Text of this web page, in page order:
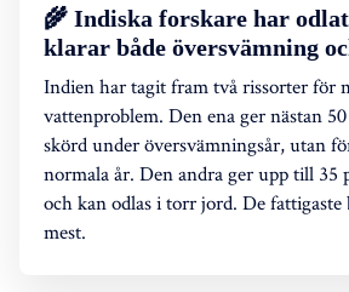
🌾 Indiska forskare har
klarar både översvämning
Indien har tagit fram två rissorter för
vattenproblem. Den ena ger nästan
skörd under översvämningsår, utan
normala år. Den andra ger upp till 35
och kan odlas i torr jord. De
mest.